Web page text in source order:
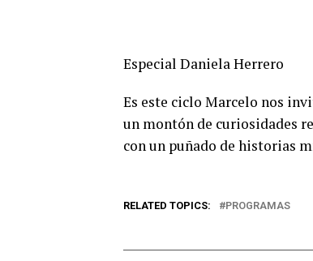
Especial Daniela Herrero
Es este ciclo Marcelo nos
un montón de curiosidades
con un puñado de historias
RELATED TOPICS: PROGRAMAS